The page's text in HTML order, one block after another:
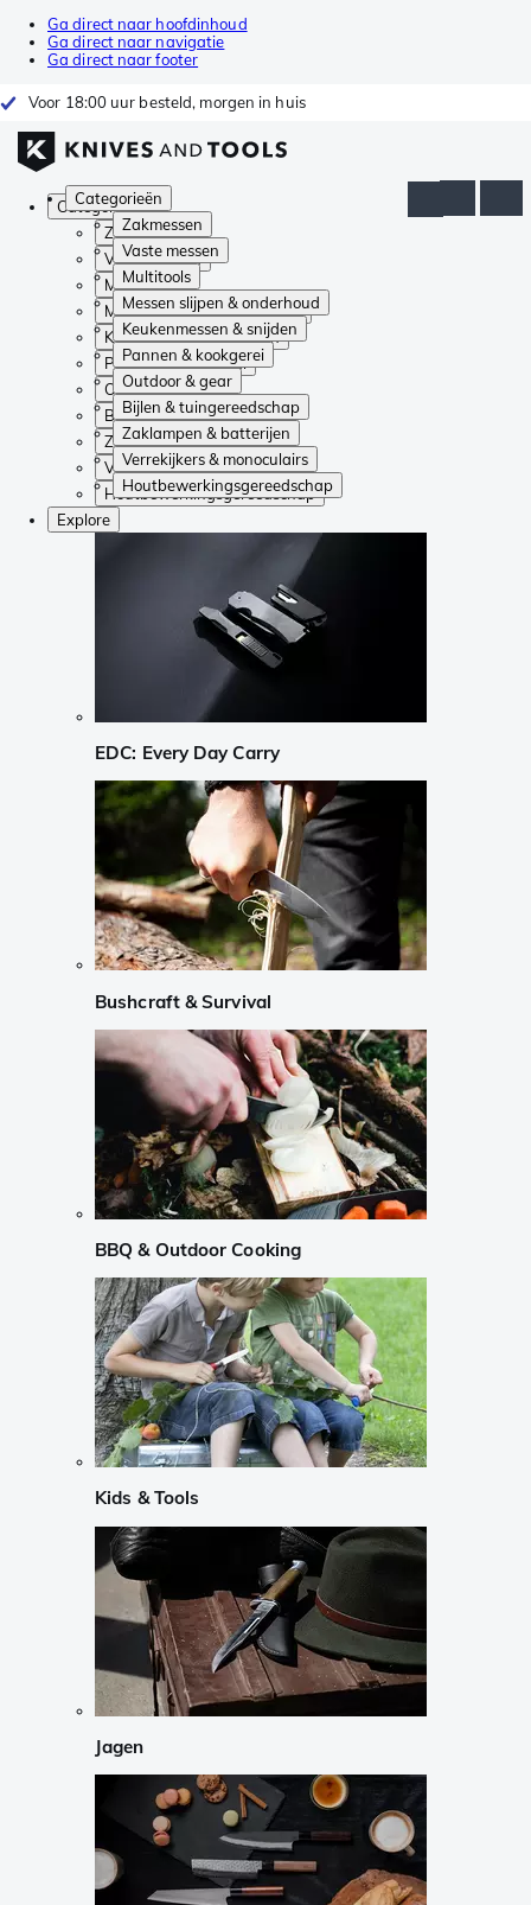
Ga direct naar hoofdinhoud
Ga direct naar navigatie
Ga direct naar footer
Voor 18:00 uur besteld, morgen in huis
Categorieën
Zakmessen
Vaste messen
Multitools
Messen slijpen & onderhoud
Keukenmessen & snijden
Pannen & kookgerei
Outdoor & gear
Bijlen & tuingereedschap
Zaklampen & batterijen
Verrekijkers & monoculairs
Houtbewerkingsgereedschap
Categorieën
Zakmessen
Vaste messen
Multitools
Messen slijpen & onderhoud
Keukenmessen & snijden
Pannen & kookgerei
Outdoor & gear
Bijlen & tuingereedschap
Zaklampen & batterijen
Verrekijkers & monoculairs
Houtbewerkingsgereedschap
Explore
EDC: Every Day Carry
Bushcraft & Survival
BBQ & Outdoor Cooking
Kids & Tools
Jagen